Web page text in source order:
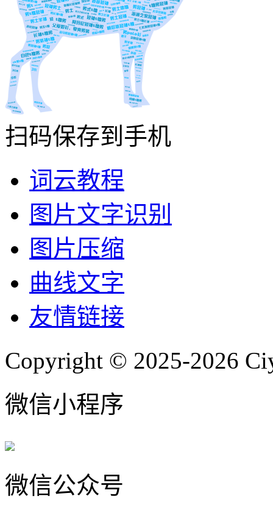
扫码保存到手机
词云教程
图片文字识别
图片压缩
曲线文字
友情链接
Copyright © 2025-2026
微信小程序
微信公众号